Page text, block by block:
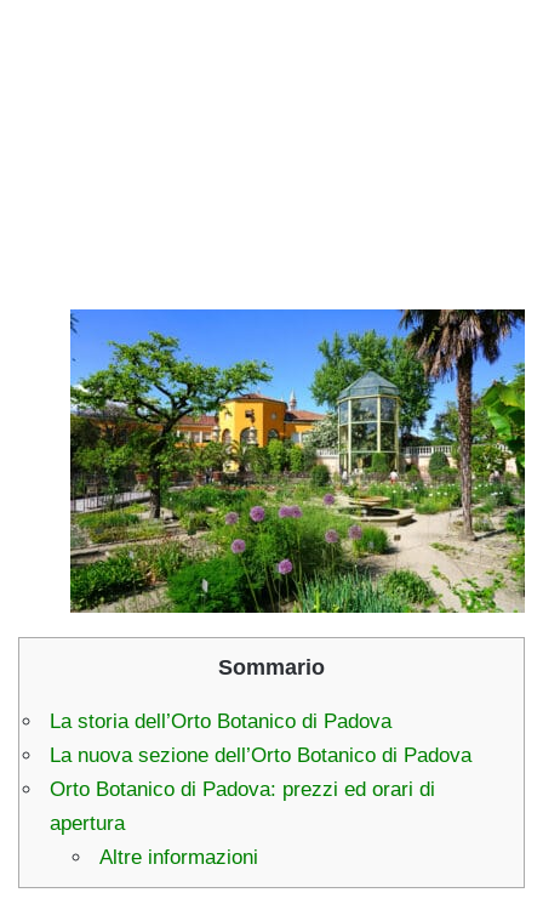
Sommario
La storia dell’Orto Botanico di Padova
La nuova sezione dell’Orto Botanico di Padova
Orto Botanico di Padova: prezzi ed orari di
apertura
Altre informazioni